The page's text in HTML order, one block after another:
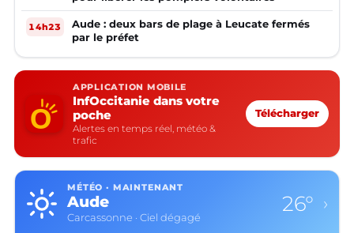
14h23
Aude : deux bars de plage à Leucate fermés
par le préfet
APPLICATION MOBILE
InfOccitanie dans votre
poche
Alertes en temps réel, météo &
trafic
Télécharger
MÉTÉO · MAINTENANT
Aude
Carcassonne · Ciel dégagé
26° ›